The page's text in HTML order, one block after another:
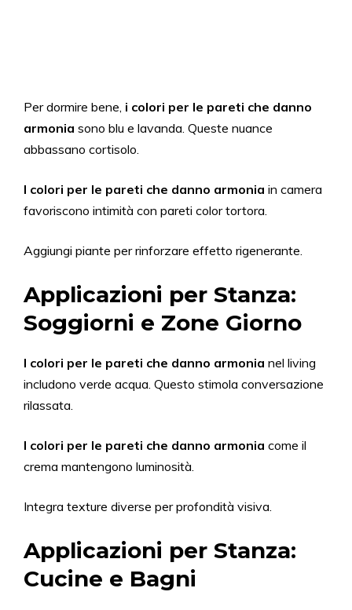
Per dormire bene, i colori per le pareti che danno
armonia sono blu e lavanda. Queste nuance
abbassano cortisolo.
I colori per le pareti che danno armonia in camera
favoriscono intimità con pareti color tortora.
Aggiungi piante per rinforzare effetto rigenerante.
Applicazioni per Stanza:
Soggiorni e Zone Giorno
I colori per le pareti che danno armonia nel living
includono verde acqua. Questo stimola conversazione
rilassata.
I colori per le pareti che danno armonia come il
crema mantengono luminosità.
Integra texture diverse per profondità visiva.
Applicazioni per Stanza:
Cucine e Bagni